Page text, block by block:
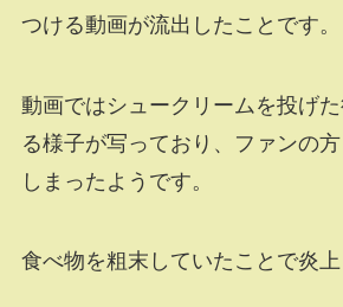
つける動画が流出したことです。
動画ではシュークリームを投げ
る様子が写っており、ファンの
しまったようです。
食べ物を粗末していたことで炎上